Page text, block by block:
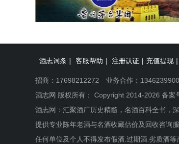
酒志词条 | 客服帮助 | 注册认证 | 充值提现 |
招商：17698212272 业务合作：
酒志网 版权所有： Copyright 2014-2026 备案
酒志网：汇聚酒厂历史精髓，名酒百科全书，
提供专业陈年老酒与名酒收藏估价及回收咨询
任何单位及个人不得发布假酒.过期酒.劣质酒等